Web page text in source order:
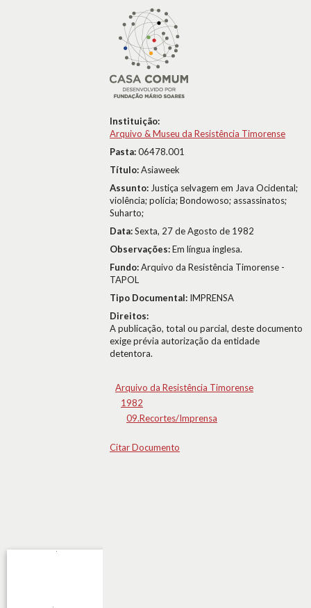
Instituição:
Arquivo & Museu da Resistência Timorense
Pasta:06478.001
Título:Asiaweek
Assunto: Justiça selvagem em Java Ocidental;
violência; polícia; Bondowoso; assassinatos;
Suharto;
Data:Sexta, 27 de Agosto de 1982
Observações:Em língua inglesa.
Fundo:Arquivo da Resistência Timorense -
TAPOL
Tipo Documental: IMPRENSA
Direitos:
A publicação, total ou parcial, deste documento
exige prévia autorização da entidade
detentora.
Arquivo da Resistência Timorense
1982
09.Recortes/Imprensa
Citar Documento